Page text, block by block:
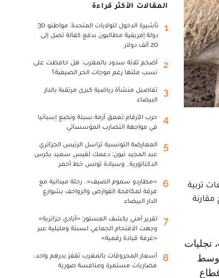
تربية
وسط
المقالات الأكثر قراءة
1
تأشيرة الدخول للولايات المتحدة: مواطنو 30
دولة إفريقية مطالبون بدفع كفالة تصل إلى
20 ألف دولار
2
أضخم ثلاثة سدود بالمغرب: هل حافظت على
نسب ملئها رغم موجات الحر الصيفية؟
3
تفاصيل منشأة رياضية كبرى مرتقبة بالدار
البيضاء
4
حرب الأرقام تعمق أزمة سبتة وتضع إسبانيا
في مواجهة التضارب المؤسساتي
5
المعارضة التونسية تراسل الرئيس الجزائري
عبد المجيد تبون: دعمك لقيس سعيد يكرس
الدكتاتورية.. وسيادة تونس خط أحمر
6
«مطارِدو سموم الصيف».. رحلة ميدانية مع
فرقة لمكافحة القوارض والزواحف بشوارع
الدار البيضاء
7
تقرير أمني يكشف المستور: «أيادي جزائرية»
وجهت الاقتحام الجماعي لسبتة ومليلية عبر
«غرفة قيادة رقمية»
8
أسعار المحروقات بالمغرب تقفز بدرهم واحد..
مضاربات مستمرة ومنافسة صورية